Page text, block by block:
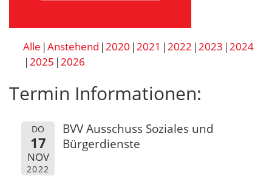
Alle Anstehend 2020 2021 2022 2023 2024
2025 2026
Termin Informationen:
DO
17
NOV
2022
BVV Ausschuss Soziales und
Bürgerdienste